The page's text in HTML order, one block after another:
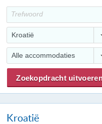
Kroatië
Alle accommodaties
Kroatië